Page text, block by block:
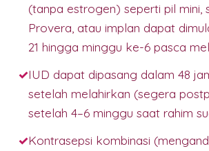
(tanpa estrogen) seperti pil mini,
Provera, atau implan dapat
21 hingga minggu ke-6 pasca
IUD dapat dipasang dalam 48
setelah melahirkan (segera
setelah 4–6 minggu saat rahim
Kontrasepsi kombinasi